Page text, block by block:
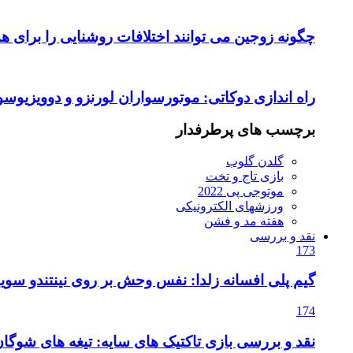
چگونه زوجین می توانند اختلافات روشنایی را برای
راه اندازی دوکاتی: موتورسواران لورنزو و
برچسب های پرطرفدار
گلدن گلوب
بازی تاج و تخت
موتوجی پی 2022
ورزشهای الکترونیکی
هفته مد و فشن
نقد و بررسی
173
گیم پلی افسانه زلدا: نفس وحش بر روی نینتندو
174
نقد و بررسی بازی تاکتیک های سایه: تیغه های